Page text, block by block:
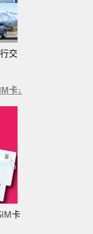
交
卡↓
卡